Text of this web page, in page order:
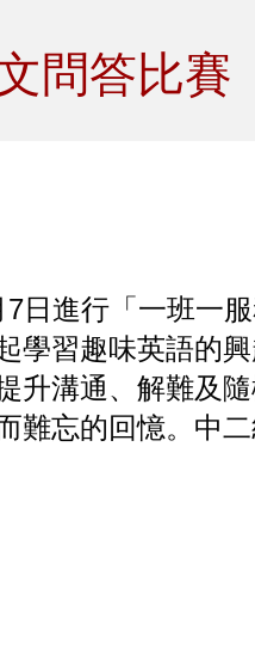
問答比賽
7日進行「一班一
學習趣味英語的
升溝通、解難及
難忘的回憶。中